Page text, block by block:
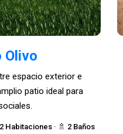
Olivo
Habitaciones · 🚿 2 Baños
espacio exterior e
patio ideal para